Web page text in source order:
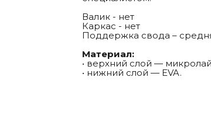
Валик - нет
Каркас - нет
Поддержка свода –
Материал:
• верхний слой —
• нижний слой — EVA.